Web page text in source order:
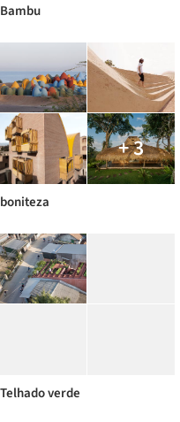
Bambu
+ 3
boniteza
Telhado verde